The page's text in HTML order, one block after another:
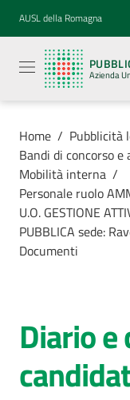
Vai al contenuto
Vai alla navigazione
Vai al footer
AUSL della Romagna
Azienda
legale
Azienda
Unità
Locale della
Azienda
cura
AUSL
Home / Pubblicità
Bandi di concorso e
Mobilità interna /
Personale ruolo
U.O. GESTIONE
PUBBLICA sede:
Documenti
Diario e